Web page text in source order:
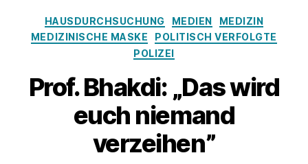
Kategorien
HAUSDURCHSUCHUNG MEDIEN
MEDIZIN
MEDIZINISCHE MASKE
POLITISCH VERFOLGTE
POLIZEI
Prof. Bhakdi: „Das wird
euch niemand
verzeihen”